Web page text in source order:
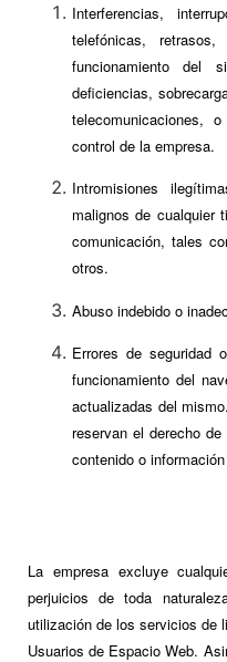
Interferencias,
telefónicas,
funcionamiento del
deficiencias,
telecomunicaciones,
control de la empresa.
Intromisiones
malignos de cualquier
comunicación, tales
otros.
Abuso indebido o
Errores de seguridad
funcionamiento del
actualizadas del
reservan el derecho
contenido o
La empresa excluye
perjuicios de toda
utilización de los servicios de
Usuarios de Espacio Web.